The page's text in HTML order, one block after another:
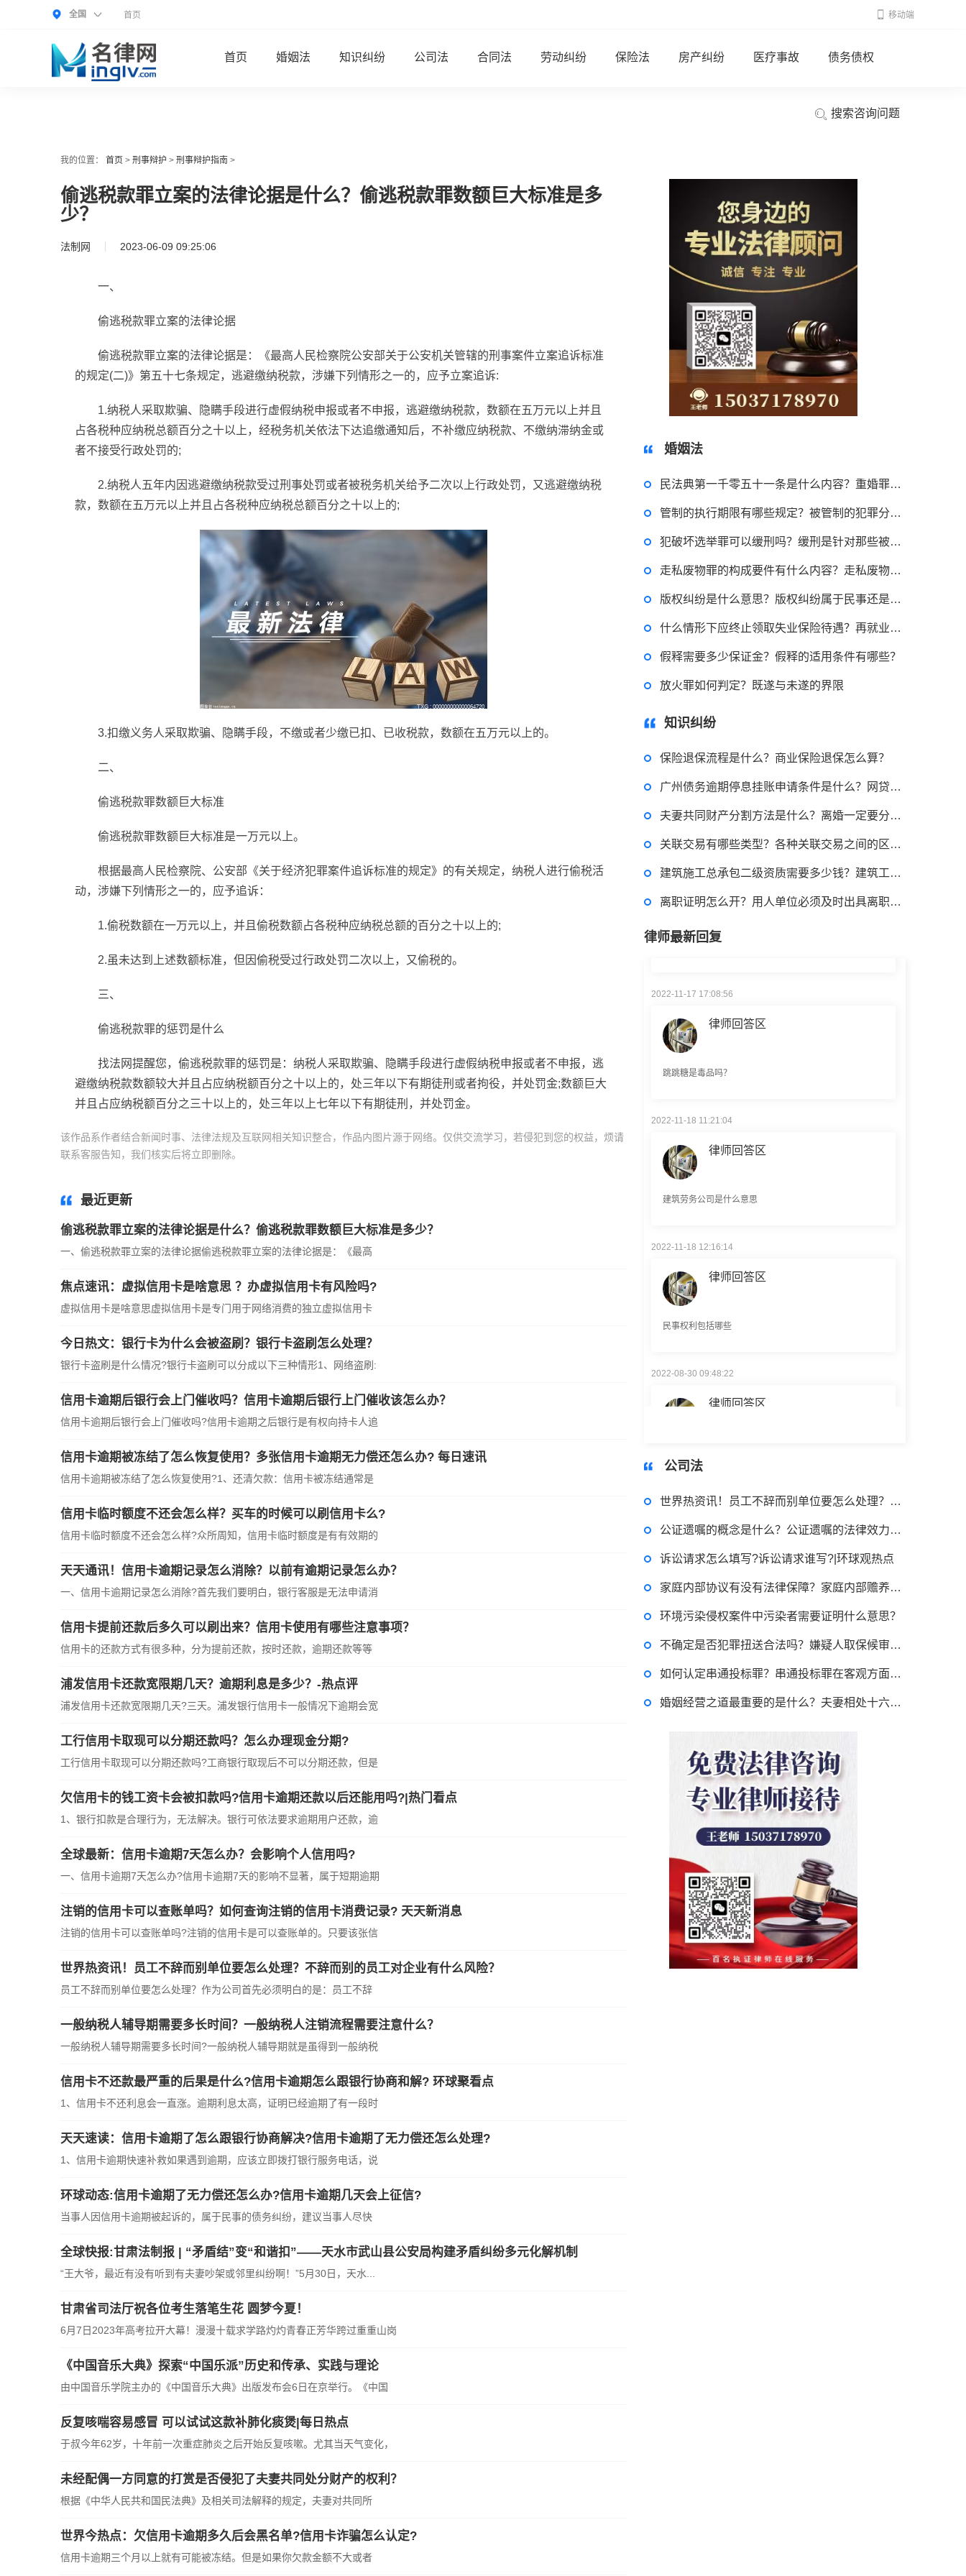
全国 首页 移动端
首页 婚姻法 知识纠纷 公司法 合同法 劳动纠纷 保险法 房产纠纷 医疗事故 债务债权
搜索咨询问题
我的位置： 首页 > 刑事辩护 > 刑事辩护指南 >
偷逃税款罪立案的法律论据是什么？偷逃税款罪数额巨大标准是多
少？
法制网 2023-06-09 09:25:06
一、
偷逃税款罪立案的法律论据
偷逃税款罪立案的法律论据是：《最高人民检察院公安部关于公安机关管辖的刑事案件立案追诉标准
的规定(二)》第五十七条规定，逃避缴纳税款，涉嫌下列情形之一的，应予立案追诉:
1.纳税人采取欺骗、隐瞒手段进行虚假纳税申报或者不申报，逃避缴纳税款，数额在五万元以上并且
占各税种应纳税总额百分之十以上，经税务机关依法下达追缴通知后，不补缴应纳税款、不缴纳滞纳金或
者不接受行政处罚的;
2.纳税人五年内因逃避缴纳税款受过刑事处罚或者被税务机关给予二次以上行政处罚，又逃避缴纳税
款，数额在五万元以上并且占各税种应纳税总额百分之十以上的;
3.扣缴义务人采取欺骗、隐瞒手段，不缴或者少缴已扣、已收税款，数额在五万元以上的。
二、
偷逃税款罪数额巨大标准
偷逃税款罪数额巨大标准是一万元以上。
根据最高人民检察院、公安部《关于经济犯罪案件追诉标准的规定》的有关规定，纳税人进行偷税活
动，涉嫌下列情形之一的，应予追诉：
1.偷税数额在一万元以上，并且偷税数额占各税种应纳税总额的百分之十以上的;
2.虽未达到上述数额标准，但因偷税受过行政处罚二次以上，又偷税的。
三、
偷逃税款罪的惩罚是什么
找法网提醒您，偷逃税款罪的惩罚是：纳税人采取欺骗、隐瞒手段进行虚假纳税申报或者不申报，逃
避缴纳税款数额较大并且占应纳税额百分之十以上的，处三年以下有期徒刑或者拘役，并处罚金;数额巨大
并且占应纳税额百分之三十以上的，处三年以上七年以下有期徒刑，并处罚金。
该作品系作者结合新闻时事、法律法规及互联网相关知识整合，作品内图片源于网络。仅供交流学习，若侵犯到您的权益，烦请
联系客服告知，我们核实后将立即删除。
最近更新
偷逃税款罪立案的法律论据是什么？偷逃税款罪数额巨大标准是多少？
一、偷逃税款罪立案的法律论据偷逃税款罪立案的法律论据是：《最高
焦点速讯：虚拟信用卡是啥意思 ？办虚拟信用卡有风险吗?
虚拟信用卡是啥意思虚拟信用卡是专门用于网络消费的独立虚拟信用卡
今日热文：银行卡为什么会被盗刷？银行卡盗刷怎么处理？
银行卡盗刷是什么情况?银行卡盗刷可以分成以下三种情形1、网络盗刷:
信用卡逾期后银行会上门催收吗？信用卡逾期后银行上门催收该怎么办？
信用卡逾期后银行会上门催收吗?信用卡逾期之后银行是有权向持卡人追
信用卡逾期被冻结了怎么恢复使用？多张信用卡逾期无力偿还怎么办? 每日速讯
信用卡逾期被冻结了怎么恢复使用?1、还清欠款：信用卡被冻结通常是
信用卡临时额度不还会怎么样？买车的时候可以刷信用卡么?
信用卡临时额度不还会怎么样?众所周知，信用卡临时额度是有有效期的
天天通讯！信用卡逾期记录怎么消除？以前有逾期记录怎么办？
一、信用卡逾期记录怎么消除?首先我们要明白，银行客服是无法申请消
信用卡提前还款后多久可以刷出来？信用卡使用有哪些注意事项？
信用卡的还款方式有很多种，分为提前还款，按时还款，逾期还款等等
浦发信用卡还款宽限期几天？逾期利息是多少？-热点评
浦发信用卡还款宽限期几天?三天。浦发银行信用卡一般情况下逾期会宽
工行信用卡取现可以分期还款吗？怎么办理现金分期?
工行信用卡取现可以分期还款吗?工商银行取现后不可以分期还款，但是
欠信用卡的钱工资卡会被扣款吗?信用卡逾期还款以后还能用吗?|热门看点
1、银行扣款是合理行为，无法解决。银行可依法要求逾期用户还款，逾
全球最新：信用卡逾期7天怎么办？会影响个人信用吗?
一、信用卡逾期7天怎么办?信用卡逾期7天的影响不显著，属于短期逾期
注销的信用卡可以查账单吗？如何查询注销的信用卡消费记录? 天天新消息
注销的信用卡可以查账单吗?注销的信用卡是可以查账单的。只要该张信
世界热资讯！员工不辞而别单位要怎么处理？不辞而别的员工对企业有什么风险？
员工不辞而别单位要怎么处理？作为公司首先必须明白的是：员工不辞
一般纳税人辅导期需要多长时间？一般纳税人注销流程需要注意什么？
一般纳税人辅导期需要多长时间?一般纳税人辅导期就是虽得到一般纳税
信用卡不还款最严重的后果是什么?信用卡逾期怎么跟银行协商和解? 环球聚看点
1、信用卡不还利息会一直涨。逾期利息太高，证明已经逾期了有一段时
天天速读：信用卡逾期了怎么跟银行协商解决?信用卡逾期了无力偿还怎么处理?
1、信用卡逾期快速补救如果遇到逾期，应该立即拨打银行服务电话，说
环球动态:信用卡逾期了无力偿还怎么办?信用卡逾期几天会上征信?
当事人因信用卡逾期被起诉的，属于民事的债务纠纷，建议当事人尽快
全球快报:甘肃法制报 | “矛盾结”变“和谐扣”——天水市武山县公安局构建矛盾纠纷多元化解机制
“王大爷，最近有没有听到有夫妻吵架或邻里纠纷啊！”5月30日，天水...
甘肃省司法厅祝各位考生落笔生花 圆梦今夏！
6月7日2023年高考拉开大幕！漫漫十载求学路灼灼青春正芳华跨过重重山岗
《中国音乐大典》探索“中国乐派”历史和传承、实践与理论
由中国音乐学院主办的《中国音乐大典》出版发布会6日在京举行。《中国
反复咳喘容易感冒 可以试试这款补肺化痰煲|每日热点
于叔今年62岁，十年前一次重症肺炎之后开始反复咳嗽。尤其当天气变化，
未经配偶一方同意的打赏是否侵犯了夫妻共同处分财产的权利？
根据《中华人民共和国民法典》及相关司法解释的规定，夫妻对共同所
世界今热点：欠信用卡逾期多久后会黑名单?信用卡诈骗怎么认定?
信用卡逾期三个月以上就有可能被冻结。但是如果你欠款金额不大或者
婚姻法
民法典第一千零五十一条是什么内容？重婚罪的处罚流程是什么？_天天视讯
管制的执行期限有哪些规定？被管制的犯罪分子应该遵守哪些规定？
犯破坏选举罪可以缓刑吗？缓刑是针对那些被判处拘役吗？-世界新动态
走私废物罪的构成要件有什么内容？走私废物罪一般会判处五年以下有期徒刑吗？
版权纠纷是什么意思？版权纠纷属于民事还是刑事？ 环球资讯
什么情形下应终止领取失业保险待遇？再就业又失业的情形领取保险金的期限如何确定？
假释需要多少保证金？假释的适用条件有哪些？
放火罪如何判定？既遂与未遂的界限
知识纠纷
保险退保流程是什么？商业保险退保怎么算？
广州债务逾期停息挂账申请条件是什么？网贷逾期怎么申请停息挂账？
夫妻共同财产分割方法是什么？离婚一定要分一半财产吗？
关联交易有哪些类型？各种关联交易之间的区别是什么？上市公司融资条件有哪些？
建筑施工总承包二级资质需要多少钱？建筑工程施工总承包资质一级资质标准是什么？
离职证明怎么开？用人单位必须及时出具离职证明给员工吗？
律师最新回复
律师回答区
2022-08-30 09:48:22
律师回答区
回复：可以建议您先找一下物业，由物业处置
2022-11-14 09:48:30
律师回答区
律师回答区
跳跳糖是毒品吗？
律师回答区
建筑劳务公司是什么意思
律师回答区
民事权利包括哪些
律师回答区
2022-11-14 09:48:30
律师回答区
2022-11-17 17:08:56
律师回答区
跳跳糖是毒品吗？
公司法
世界热资讯！员工不辞而别单位要怎么处理？不辞而别的员工对企业有什么风险？
公证遗嘱的概念是什么？公证遗嘱的法律效力怎么样？
诉讼请求怎么填写?诉讼请求谁写?|环球观热点
家庭内部协议有没有法律保障？家庭内部赡养协议是否有效？
环境污染侵权案件中污染者需要证明什么意思？
不确定是否犯罪扭送合法吗？嫌疑人取保候审的申请程序
如何认定串通投标罪？串通投标罪在客观方面表现为串通投标的行为吗？
婚姻经营之道最重要的是什么？夫妻相处十六字原则分享